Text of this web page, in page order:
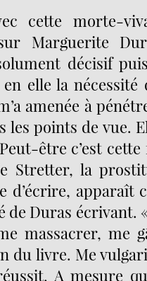
cette morte-
Marguerite
décisif
elle la nécessité
amenée à
les points de vue.
être c’est
Stretter, la
d’écrire, apparaît
Duras écrivant.
massacrer, me
du livre. Me
A mesure